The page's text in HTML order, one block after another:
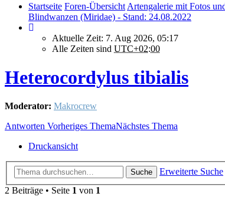
Startseite Foren-Übersicht Artengalerie mit Fotos
Blindwanzen (Miridae) - Stand: 24.08.2022
Aktuelle Zeit: 7. Aug 2026, 05:17
Alle Zeiten sind UTC+02:00
Heterocordylus tibialis
Moderator: Makrocrew
Antworten Vorheriges ThemaNächstes Thema
Druckansicht
Suche
Erweiterte Suche
2 Beiträge • Seite 1 von 1